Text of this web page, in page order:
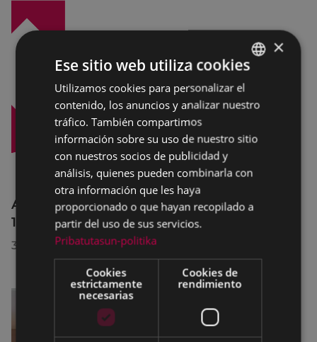
Afecciones al tráfico en la calle Egogain del
10 al 23 de agosto, por motivo de obras
30/07/2026
BASQUE
SPANISH
×
Ese sitio web utiliza cookies
Utilizamos cookies para personalizar el
contenido, los anuncios y analizar nuestro
tráfico. También compartimos
información sobre su uso de nuestro sitio
con nuestros socios de publicidad y
análisis, quienes pueden combinarla con
otra información que les haya
proporcionado o que hayan recopilado a
partir del uso de sus servicios.
Pribatutasun-politika
Cookies
estrictamente
necesarias
Cookies de
rendimiento